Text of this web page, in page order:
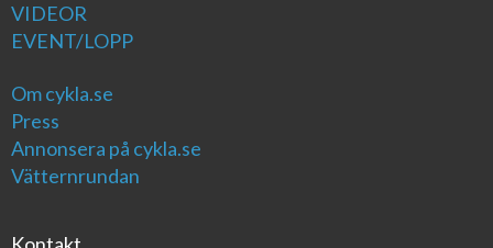
VIDEOR
EVENT/LOPP
Om cykla.se
Press
Annonsera på cykla.se
Vätternrundan